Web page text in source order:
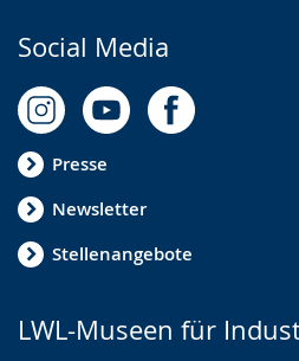
Social Media
Presse
Newsletter
Stellenangebote
LWL-Museen für